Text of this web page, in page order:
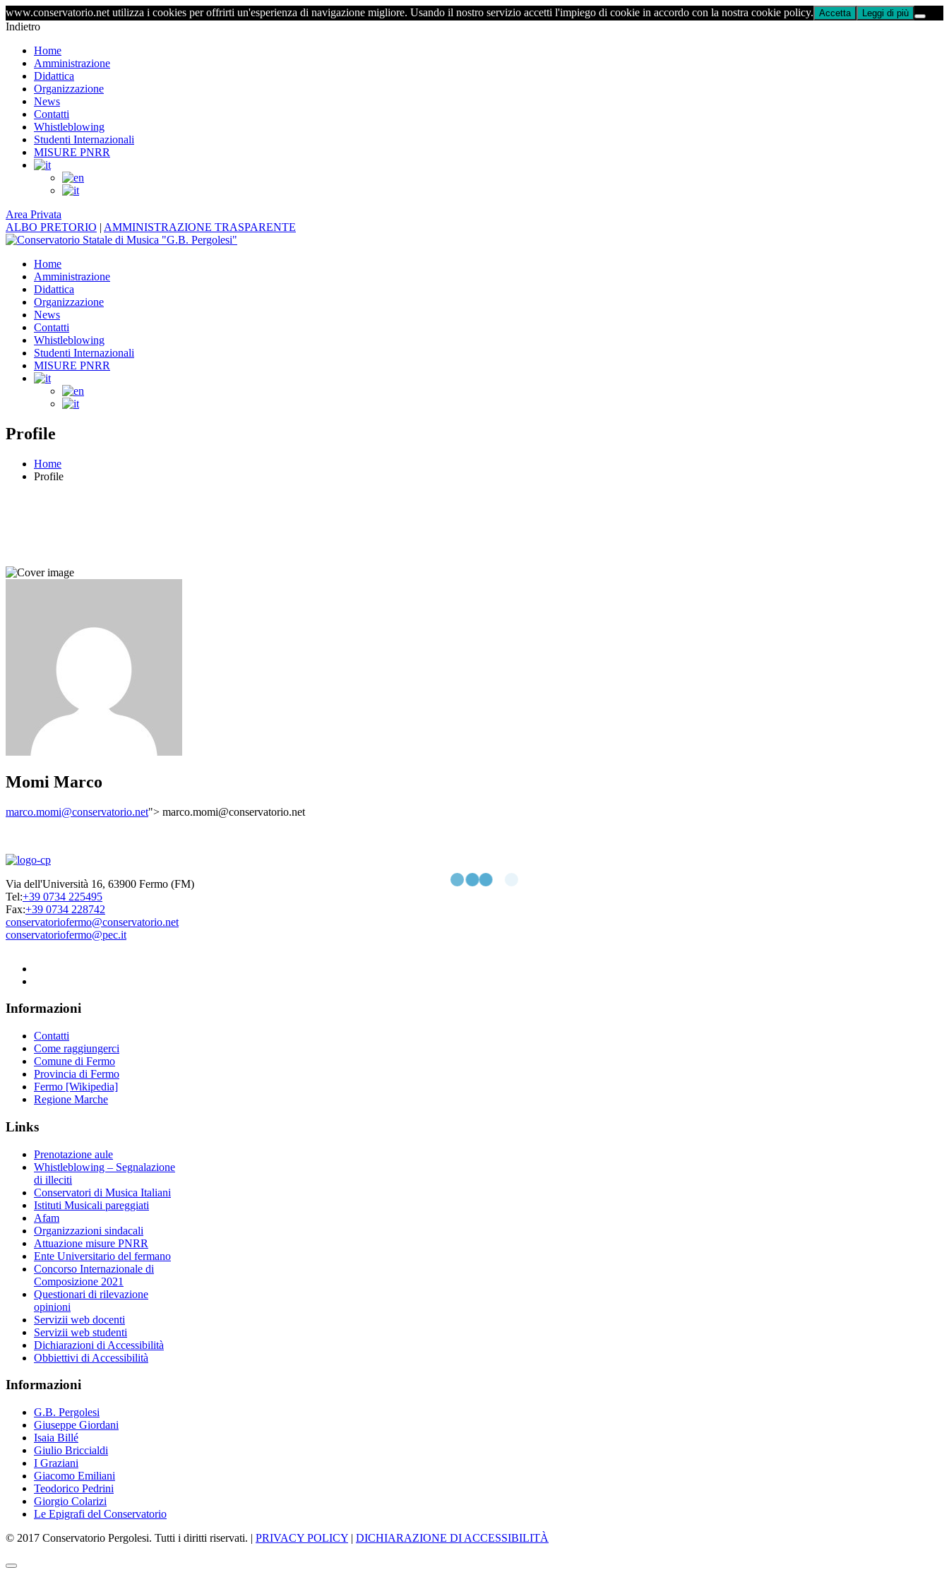
www.conservatorio.net utilizza i cookies per offrirti un'esperienza di navigazione migliore. Usando il nostro servizio accetti l'impiego di cookie in accordo con la nostra cookie policy. Accetta Leggi di più
Indietro
Home
Amministrazione
Didattica
Organizzazione
News
Contatti
Whistleblowing
Studenti Internazionali
MISURE PNRR
Area Privata
ALBO PRETORIO | AMMINISTRAZIONE TRASPARENTE
Home
Amministrazione
Didattica
Organizzazione
News
Contatti
Whistleblowing
Studenti Internazionali
MISURE PNRR
Profile
Home
Profile
Momi Marco
marco.momi@conservatorio.net"> marco.momi@conservatorio.net
Via dell'Università 16, 63900 Fermo (FM)
Tel:+39 0734 225495
Fax:+39 0734 228742
conservatoriofermo@conservatorio.net
conservatoriofermo@pec.it
Informazioni
Contatti
Come raggiungerci
Comune di Fermo
Provincia di Fermo
Fermo [Wikipedia]
Regione Marche
Links
Prenotazione aule
Whistleblowing – Segnalazione
di illeciti
Conservatori di Musica Italiani
Istituti Musicali pareggiati
Afam
Organizzazioni sindacali
Attuazione misure PNRR
Ente Universitario del fermano
Concorso Internazionale di
Composizione 2021
Questionari di rilevazione
opinioni
Servizii web docenti
Servizii web studenti
Dichiarazioni di Accessibilità
Obbiettivi di Accessibilità
Informazioni
G.B. Pergolesi
Giuseppe Giordani
Isaia Billé
Giulio Briccialdi
I Graziani
Giacomo Emiliani
Teodorico Pedrini
Giorgio Colarizi
Le Epigrafi del Conservatorio
© 2017 Conservatorio Pergolesi. Tutti i diritti riservati. | PRIVACY POLICY | DICHIARAZIONE DI ACCESSIBILITÀ